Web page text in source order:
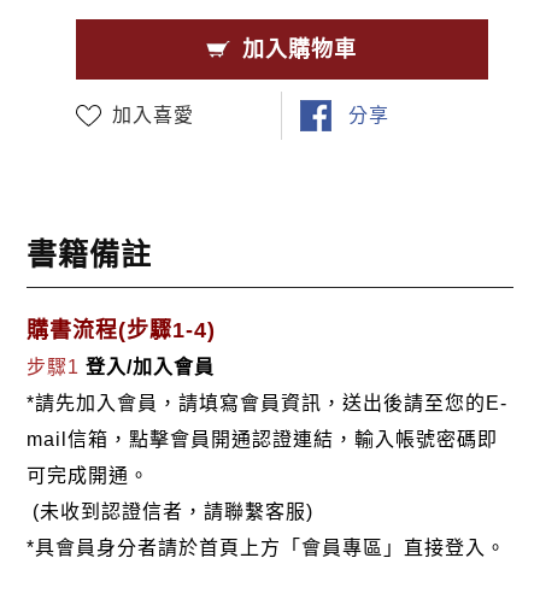
加入購物車
加入喜愛 分享
書籍備註
購書流程(步驟1-4)
步驟1登入/加入會員
*請先加入會員，請填寫會員資訊，送出後請至您的E-
mail信箱，點擊會員開通認證連結，輸入帳號密碼即
可完成開通。
(未收到認證信者，請聯繫客服)
*具會員身分者請於首頁上方「會員專區」直接登入。